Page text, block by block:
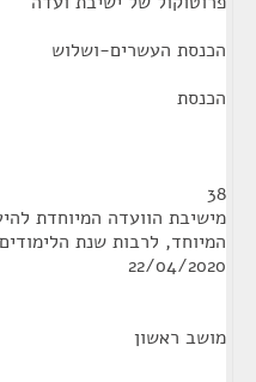
הכנסת העשרים-ושלוש
הכנסת
38
מישיבת הוועדה המיוחדת
המיוחד, לרבות שנת
22/04/2020
מושב ראשון